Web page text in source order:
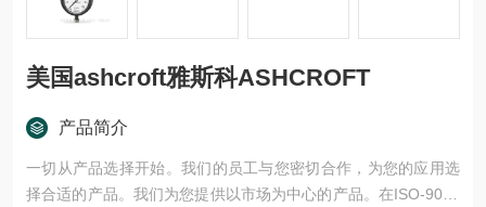
美国ashcroft雅斯科ASHCROFT
产品简介
一切从产品选择开始。我们的员工与您密切合作，为您的应用选
择合适的产品。我们为您提供以市场为中心的产品。在ISO-9001